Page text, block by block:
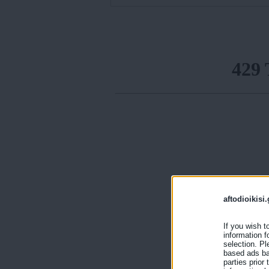
If you wish
information
selection.
based ads
parties prior